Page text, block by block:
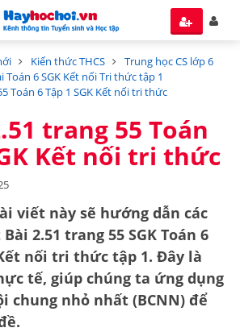
Kiến thức THCS
Trung học CS lớp 6
Toán 6 SGK Kết nối Tri thức tập 1
Toán 6 Tập 1 SGK Kết nối tri thức
trang 55 Toán
Kết nối tri thức
viết này sẽ hướng dẫn các
Bài 2.51 trang 55 SGK Toán 6
nối tri thức tập 1. Đây là
tế, giúp chúng ta ứng dụng
chung nhỏ nhất (BCNN) để